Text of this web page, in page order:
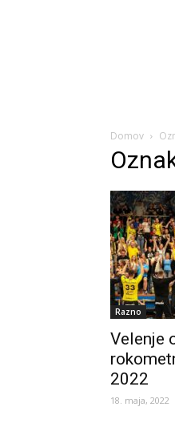
Domov
Razno
Velenje
2022
18. maja, 2022